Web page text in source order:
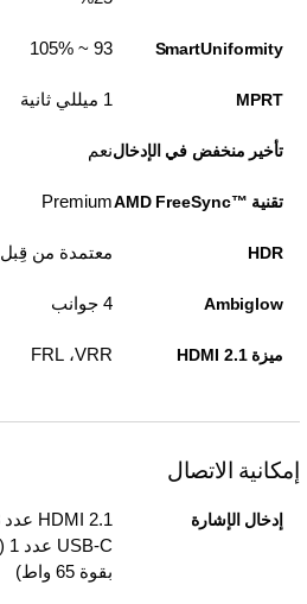
SmartUniformity
93 ~ 105%
MPRT 1 ميللي ثانية
تأخير منخفض في الإدخالنعم
تقنية AMD FreeSync™‎ Premium
HDR معتمدة من قِبل DisplayHDR 400
Ambiglow 4 جوانب
ميزة HDMI 2.1 VRR،‏ FRL
إمكانية الاتصال
إدخال الإشارة
بقوة 65 واط)